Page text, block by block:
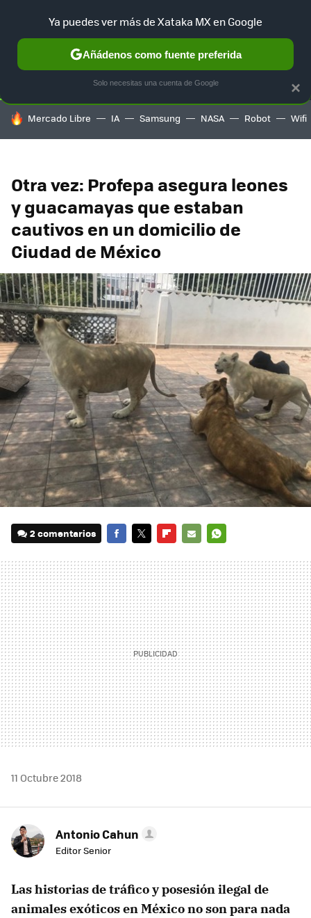
SELECCIÓN GAMING HOME AUTO TERRITORIO
HOY SE HABLA DE
Mercado Libre IA Samsung NASA Robot Wifi
Otra vez: Profepa asegura leones
y guacamayas que estaban
cautivos en un domicilio de
Ciudad de México
2 comentarios
MAIL
11 Octubre 2018
Antonio Cahun
Editor Senior
Las historias de tráfico y posesión ilegal de
animales exóticos en México no son para nada
×
Ya puedes ver más de Xataka MX en Google
Añádenos como fuente preferida
Solo necesitas una cuenta de Google